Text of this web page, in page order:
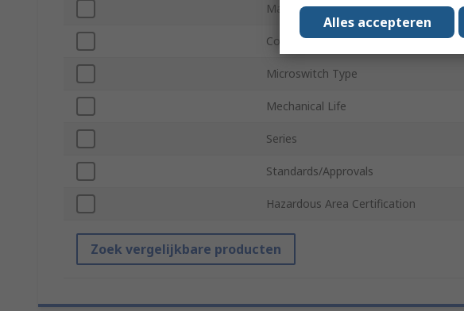
Maximum Operating Temperature
Contact AC Voltage
Microswitch Type
Mechanical Life
Series
Standards/Approvals
Hazardous Area Certification
Zoek vergelijkbare producten
Alles accepteren